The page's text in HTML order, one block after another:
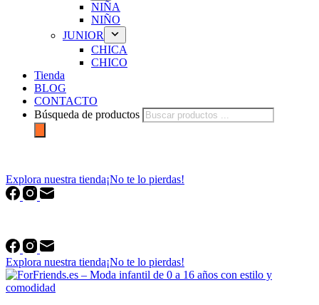
NIÑA
NIÑO
JUNIOR
CHICA
CHICO
Tienda
BLOG
CONTACTO
Búsqueda de productos
Explora nuestra tienda¡No te lo pierdas!
Explora nuestra tienda¡No te lo pierdas!